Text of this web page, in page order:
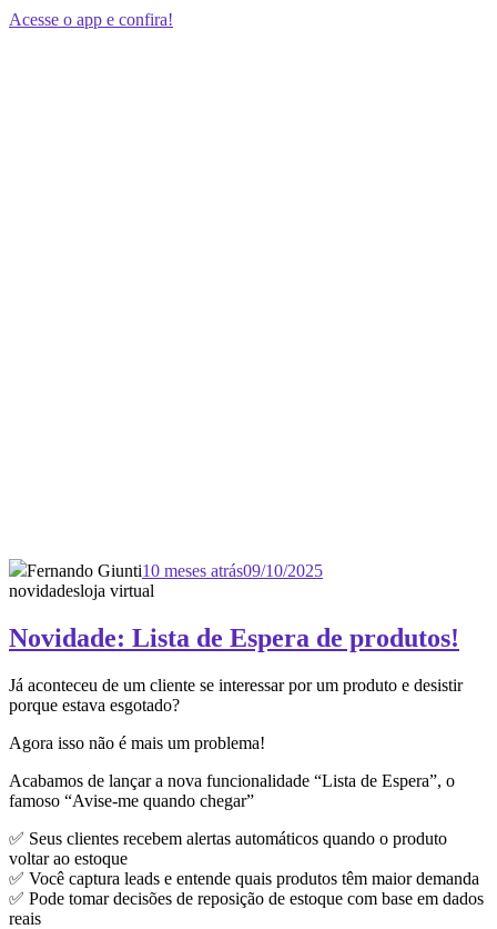
Acesse o app e confira!
Fernando Giunti10 meses atrás09/10/2025
novidadesloja virtual
Novidade: Lista de Espera de produtos!
Já aconteceu de um cliente se interessar por um produto e desistir
porque estava esgotado?
Agora isso não é mais um problema!
Acabamos de lançar a nova funcionalidade “Lista de Espera”, o
famoso “Avise-me quando chegar”
✅ Seus clientes recebem alertas automáticos quando o produto
voltar ao estoque
✅ Você captura leads e entende quais produtos têm maior demanda
✅ Pode tomar decisões de reposição de estoque com base em dados
reais